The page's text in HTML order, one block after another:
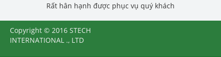
Rất hân hạnh được phục vụ quý khách
Copyright © 2016 STECH
INTERNATIONAL ., LTD